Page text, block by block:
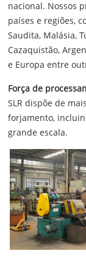
nacional. Nossos
países e regiões,
Saudita, Malásia,
Cazaquistão,
e Europa entre
Força de
SLR dispõe de
forjamento,
grande escala.